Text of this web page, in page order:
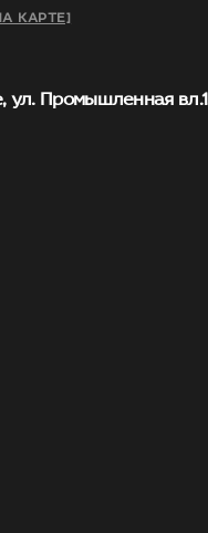
КАРТЕ]
Промышленная